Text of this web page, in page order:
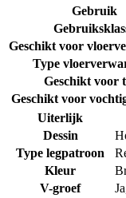
Gebruik
Geschikt voor
Type
Geschikt voor
Geschikt voor
Uiterlijk
Dessin
Type legpatroon
Kleur
V-groef